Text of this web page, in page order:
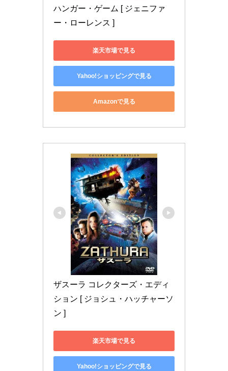
ハンガー・ゲーム [ ジェニファ
ー・ローレンス ]
楽天市場で見る
Yahoo!ショッピングで見る
Amazonで見る
ザスーラ コレクターズ・エディ
ション [ ジョシュ・ハッチャーソ
ン ]
楽天市場で見る
Yahoo!ショッピングで見る